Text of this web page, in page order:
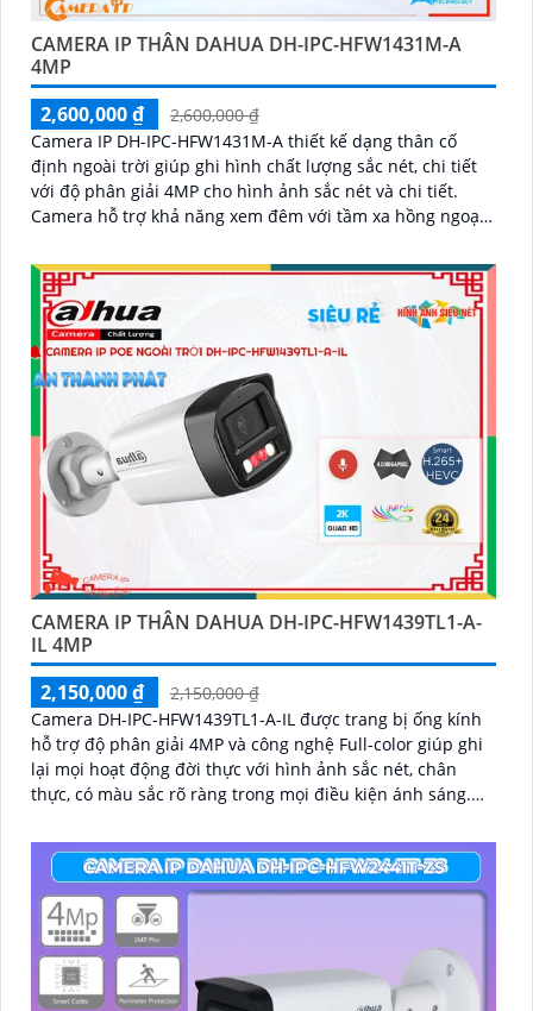
CAMERA IP THÂN DAHUA DH-IPC-HFW1431M-A
4MP
2,600,000 ₫
2,600,000 ₫
Camera IP DH-IPC-HFW1431M-A thiết kế dạng thân cố
định ngoài trời giúp ghi hình chất lượng sắc nét, chi tiết
với độ phân giải 4MP cho hình ảnh sắc nét và chi tiết.
Camera hỗ trợ khả năng xem đêm với tầm xa hồng ngoại
giúp bảo vệ an ninh hiệu quả
CAMERA IP THÂN DAHUA DH-IPC-HFW1439TL1-A-
IL 4MP
2,150,000 ₫
2,150,000 ₫
Camera DH-IPC-HFW1439TL1-A-IL được trang bị ống kính
hỗ trợ độ phân giải 4MP và công nghệ Full-color giúp ghi
lại mọi hoạt động đời thực với hình ảnh sắc nét, chân
thực, có màu sắc rõ ràng trong mọi điều kiện ánh sáng.
A-IL còn giúp ghi lại âm thanh rõ ràng nhờ trang bị micro